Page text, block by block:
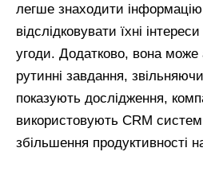
легше знаходити інформацію
відслідковувати їхні
угоди. Додатково, вона може
рутинні завдання,
показують дослідження,
використовують CRM
збільшення продуктивності